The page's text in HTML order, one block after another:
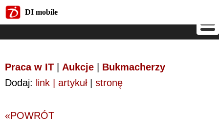
DI mobile
Praca w IT Aukcje
Bukmacherzy
Dodaj: link | artykuł| stronę
«POWRÓT
DI mobile